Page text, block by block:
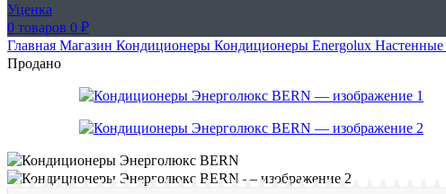
Уценка
0 товаров 0 ₽
Главная Магазин Кондиционеры Кондиционеры Energolux Настенные
Продано